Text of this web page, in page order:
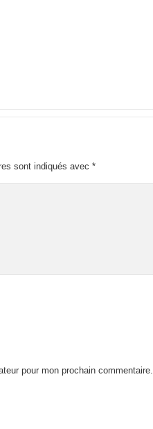
sont indiqués avec *
pour mon prochain commentaire.